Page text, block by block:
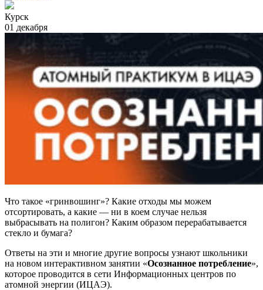
Курск
01 декабря
Что такое «гринвошинг»? Какие отходы мы можем
отсортировать, а какие — ни в коем случае нельзя
выбрасывать на полигон? Каким образом перерабатывается
стекло и бумага?
Ответы на эти и многие другие вопросы узнают школьники
на новом интерактивном занятии «Осознанное потребление»,
которое проводится в сети Информационных центров по
атомной энергии (ИЦАЭ).